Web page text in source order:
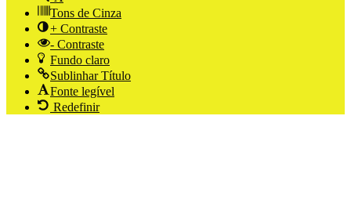
Tons de Cinza
+ Contraste
- Contraste
Fundo claro
Sublinhar Título
Fonte legível
Redefinir